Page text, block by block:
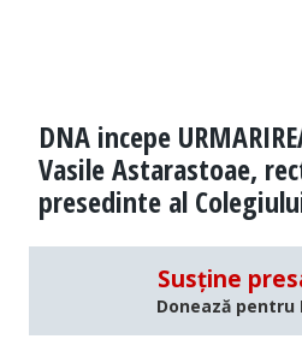
DNA incepe
Vasile Astarastoae,
presedinte al
Susține
Donează pentru